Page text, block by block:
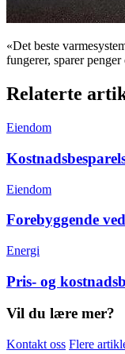
«Det beste
fungerer, sparer
Relaterte
Eiendom
Eiendom
Forebyggende
Energi
Pris- og
Vil du lære mer?
Kontakt oss Flere